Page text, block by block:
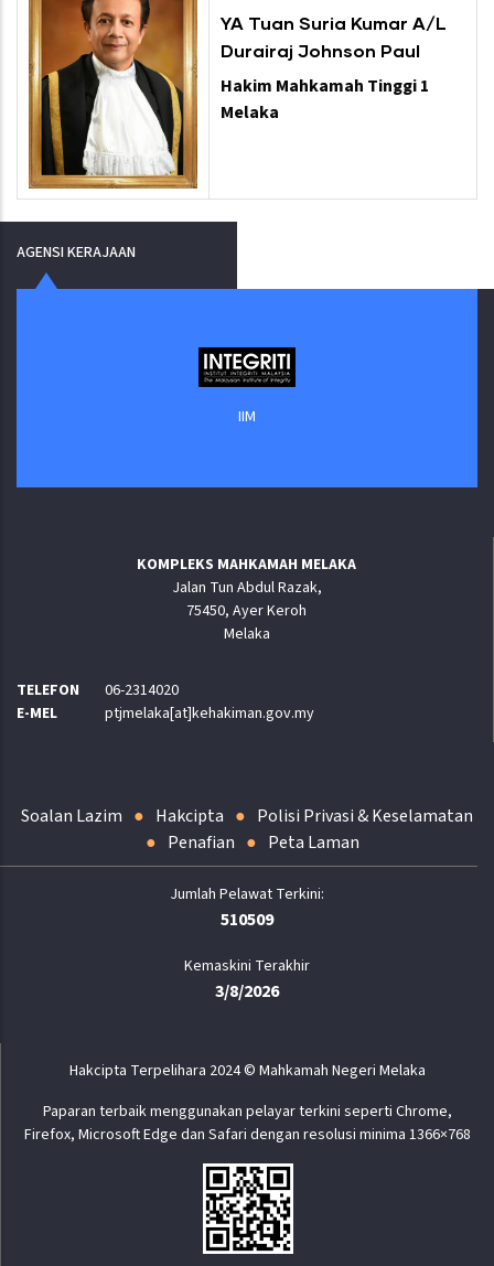
YA Tuan Suria Kumar A/L
Durairaj Johnson Paul
Hakim Mahkamah Tinggi 1
Melaka
AGENSI KERAJAAN
IIM
KOMPLEKS MAHKAMAH MELAKA
Jalan Tun Abdul Razak,
75450, Ayer Keroh
Melaka
TELEFON
06-2314020
E-MEL
ptjmelaka[at]kehakiman.gov.my
Soalan Lazim Hakcipta
Polisi Privasi & Keselamatan
Penafian
Peta Laman
510509
Kemaskini Terakhir
3/8/2026
Hakcipta Terpelihara 2024 © Mahkamah Negeri Melaka
Paparan terbaik menggunakan pelayar terkini seperti Chrome,
Firefox, Microsoft Edge dan Safari dengan resolusi minima 1366×768